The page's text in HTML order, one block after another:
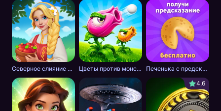
Северное слияние - тайна леса Цветы против монстров Печенька с предсказанием
4,6